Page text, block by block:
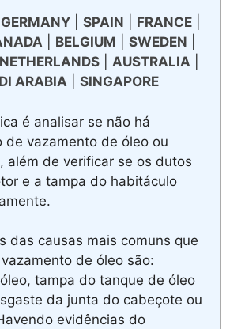
GERMANY| SPAIN FRANCE|
| BELGIUM SWEDEN
NETHERLANDS| AUSTRALIA|
ARABIA| SINGAPORE
é analisar se não há
de vazamento de óleo ou
além de verificar se os dutos
e a tampa do habitáculo
das causas mais comuns que
de óleo são:
tampa do tanque de óleo
da junta do cabeçote ou
evidências do